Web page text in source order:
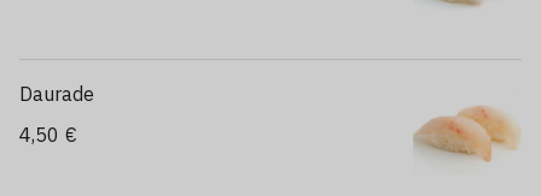
Daurade
4,50 €